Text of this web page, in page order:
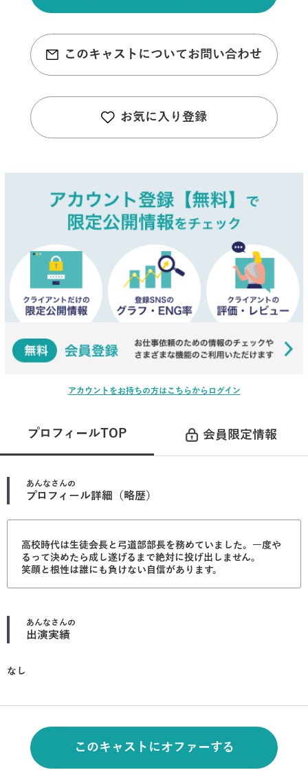
このキャストについてお問い合わせ
お気に入り登録
アカウントをお持ちの方はこちらからログイン
プロフィールTOP 会員限定情報
あんな さんの
プロフィール詳細（略歴）
高校時代は生徒会長と弓道部部長を務めていました。一度や
るって決めたら成し遂げるまで絶対に投げ出しません。
笑顔と根性は誰にも負けない自信があります。
あんな さんの
出演実績
なし
このキャストにオファーする